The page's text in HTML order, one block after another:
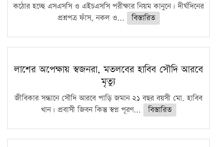
কঠোর হচ্ছে এসএসসি ও এইচএসসি পরীক্ষার নিয়ম কানুনে। দীর্ঘদিনের
প্রশ্নপত্র ফাঁস, নকল ও...
বিস্তারিত
লাশের অপেক্ষায় স্বজনরা, মতলবের হাবিব সৌদি আরবে
মৃত্যু
জীবিকার সন্ধানে সৌদি আরবে পাড়ি জমান ২১ বছর বয়সী মো. হাবিব
খান। প্রবাসী জিবন কিন্তু স্বপ্ন পূরণ...
বিস্তারিত